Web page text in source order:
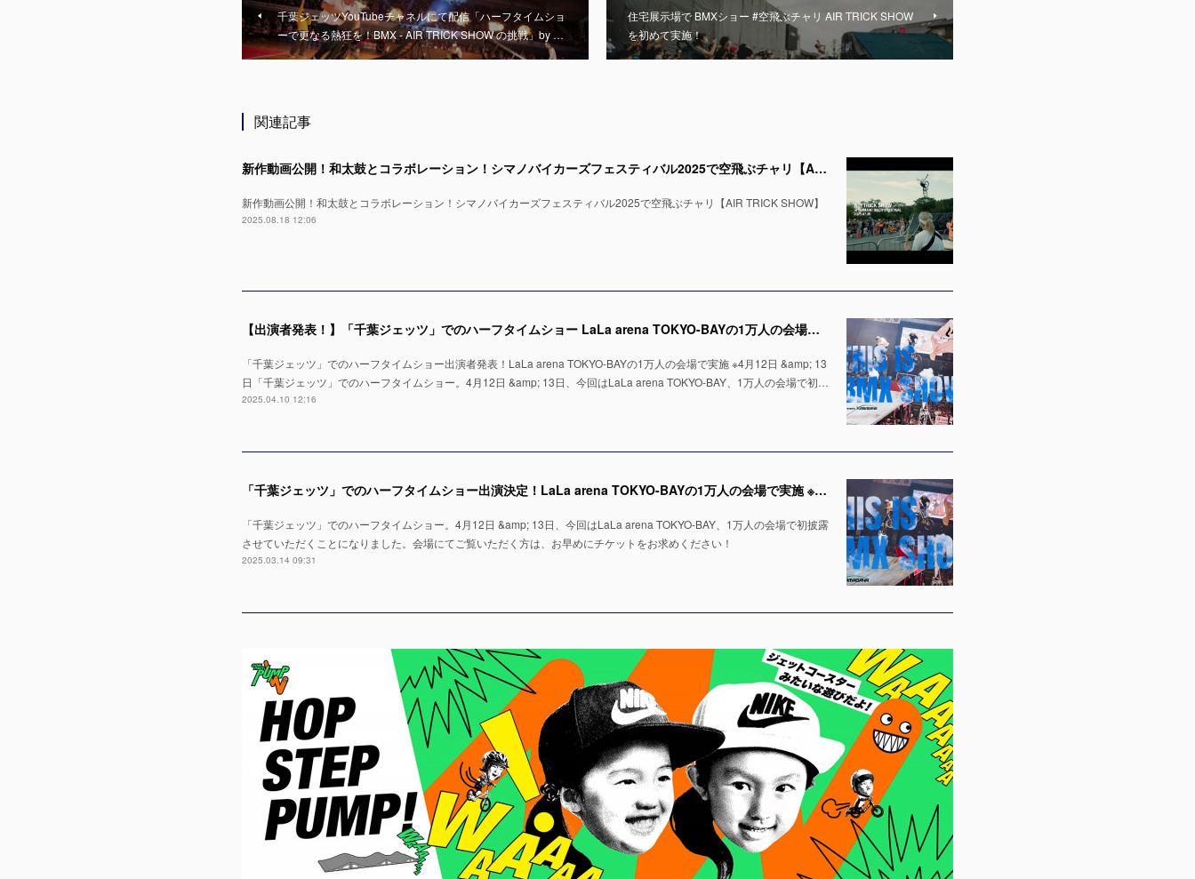
千葉ジェッツYouTubeチャネルにて配信「ハーフタイムショ
ーで更なる熱狂を！BMX - AIR TRICK SHOW の挑戦」by …
住宅展示場で BMXショー #空飛ぶチャリ AIR TRICK SHOW
を初めて実施！
関連記事
新作動画公開！和太鼓とコラボレーション！シマノバイカーズフェスティバル2025で空飛ぶチャリ【AIR TRICK SHOW】
新作動画公開！和太鼓とコラボレーション！シマノバイカーズフェスティバル2025で空飛ぶチャリ【AIR TRICK SHOW】
2025.08.18 12:06
【出演者発表！】「千葉ジェッツ」でのハーフタイムショー LaLa arena TOKYO-BAYの1万人の会場で実施 ※4月12日 & 13日
「千葉ジェッツ」でのハーフタイムショー出演者発表！LaLa arena TOKYO-BAYの1万人の会場で実施 ※4月12日 &amp; 13
日「千葉ジェッツ」でのハーフタイムショー。4月12日 &amp; 13日、今回はLaLa arena TOKYO-BAY、1万人の会場で初…
2025.04.10 12:16
「千葉ジェッツ」でのハーフタイムショー出演決定！LaLa arena TOKYO-BAYの1万人の会場で実施 ※4月12日 & 13日
「千葉ジェッツ」でのハーフタイムショー。4月12日 &amp; 13日、今回はLaLa arena TOKYO-BAY、1万人の会場で初披露
させていただくことになりました。会場にてご覧いただく方は、お早めにチケットをお求めください！
2025.03.14 09:31